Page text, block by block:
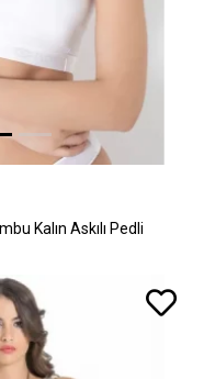
Kalın Askılı Pedli